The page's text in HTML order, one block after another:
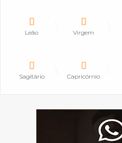
Leão Virgem
Sagitário Capricórnio